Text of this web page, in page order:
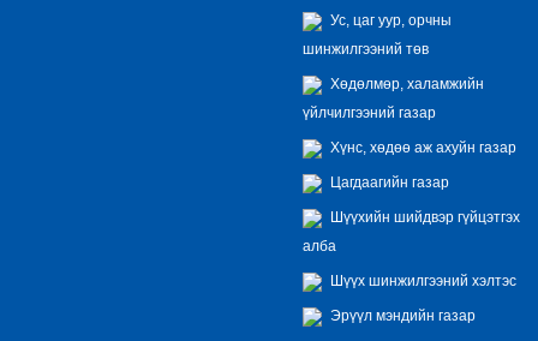
Ус, цаг уур, орчны
шинжилгээний төв
Хөдөлмөр, халамжийн
үйлчилгээний газар
Хүнс, хөдөө аж ахуйн газар
Цагдаагийн газар
Шүүхийн шийдвэр гүйцэтгэх
алба
Шүүх шинжилгээний хэлтэс
Эрүүл мэндийн газар